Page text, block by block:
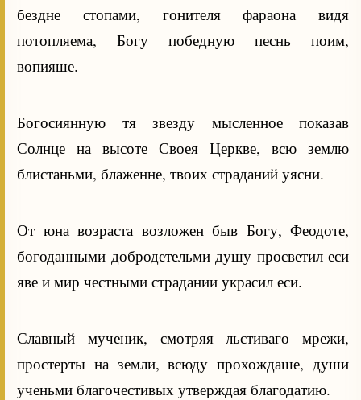
бездне стопами, гонителя фараона видя
потопляема, Богу победную песнь поим,
вопияше.
Богосиянную тя звезду мысленное показав
Солнце на высоте Своея Церкве, всю землю
блистаньми, блаженне, твоих страданий уясни.
От юна возраста возложен быв Богу, Феодоте,
богоданными добродетельми душу просветил еси
яве и мир честными страдании украсил еси.
Славный мученик, смотряя льстиваго мрежи,
простерты на земли, всюду прохождаше, души
ученьми благочестивых утверждая благодатию.